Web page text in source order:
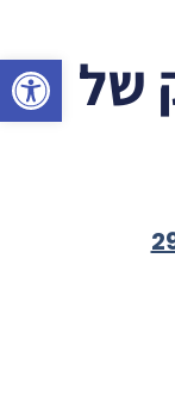
של פתח